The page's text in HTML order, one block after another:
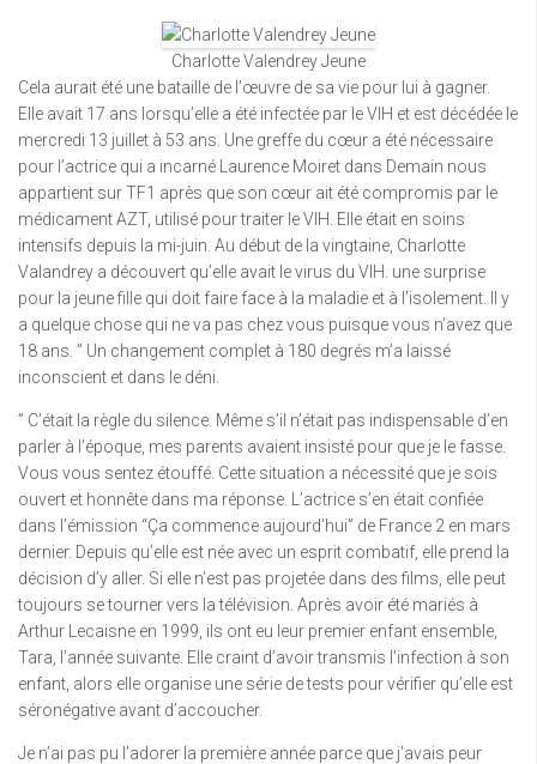
Charlotte Valendrey Jeune
Cela aurait été une bataille de l’œuvre de sa vie pour lui à gagner.
Elle avait 17 ans lorsqu’elle a été infectée par le VIH et est décédée le
mercredi 13 juillet à 53 ans. Une greffe du cœur a été nécessaire
pour l’actrice qui a incarné Laurence Moiret dans Demain nous
appartient sur TF1 après que son cœur ait été compromis par le
médicament AZT, utilisé pour traiter le VIH. Elle était en soins
intensifs depuis la mi-juin. Au début de la vingtaine, Charlotte
Valandrey a découvert qu’elle avait le virus du VIH. une surprise
pour la jeune fille qui doit faire face à la maladie et à l’isolement. Il y
a quelque chose qui ne va pas chez vous puisque vous n’avez que
18 ans. ” Un changement complet à 180 degrés m’a laissé
inconscient et dans le déni.
” C’était la règle du silence. Même s’il n’était pas indispensable d’en
parler à l’époque, mes parents avaient insisté pour que je le fasse.
Vous vous sentez étouffé. Cette situation a nécessité que je sois
ouvert et honnête dans ma réponse. L’actrice s’en était confiée
dans l’émission “Ça commence aujourd’hui” de France 2 en mars
dernier. Depuis qu’elle est née avec un esprit combatif, elle prend la
décision d’y aller. Si elle n’est pas projetée dans des films, elle peut
toujours se tourner vers la télévision. Après avoir été mariés à
Arthur Lecaisne en 1999, ils ont eu leur premier enfant ensemble,
Tara, l’année suivante. Elle craint d’avoir transmis l’infection à son
enfant, alors elle organise une série de tests pour vérifier qu’elle est
séronégative avant d’accoucher.
Je n’ai pas pu l’adorer la première année parce que j’avais peur